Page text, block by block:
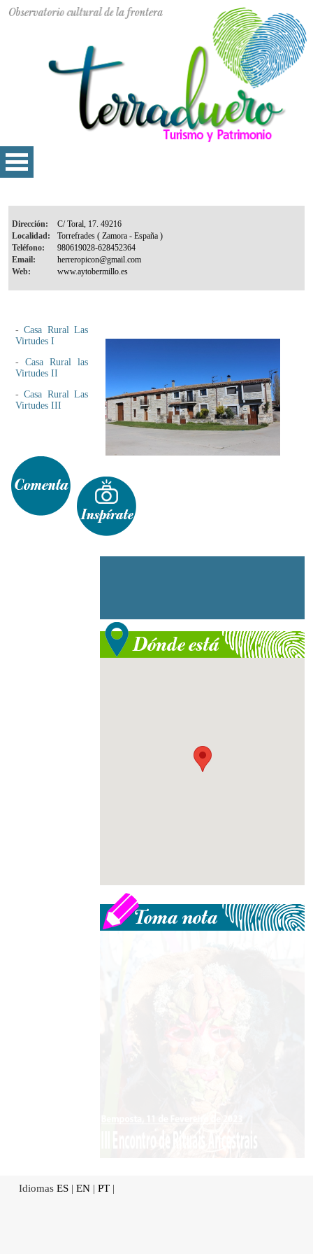
Dirección:
Localidad:
Teléfono:
Email:
Web:
-Casa Rural Las
Virtudes I
- Casa Rural las
Virtudes II
-Casa Rural Las
Virtudes III
Idiomas ES | EN | PT |